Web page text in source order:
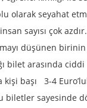
olarak seyahat
sayısı çok azdır.
düşünen
arasında ciddi
başı 3-4
sayesinde